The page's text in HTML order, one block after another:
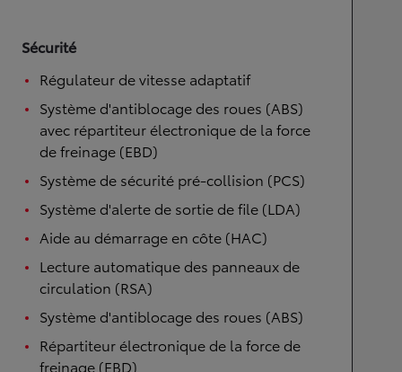
Sécurité
Régulateur de vitesse adaptatif
Système d'antiblocage des roues (ABS)
avec répartiteur électronique de la force
de freinage (EBD)
Système de sécurité pré-collision (PCS)
Système d'alerte de sortie de file (LDA)
Aide au démarrage en côte (HAC)
Lecture automatique des panneaux de
circulation (RSA)
Système d'antiblocage des roues (ABS)
Répartiteur électronique de la force de
freinage (EBD)